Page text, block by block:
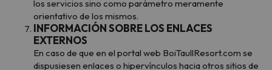
los servicios sino como parámetro meramente
orientativo de los mismos.
INFORMACIÓN SOBRE LOS ENLACES
EXTERNOS
En caso de que en el portal web BoiTaullResort.com se
dispusiesen enlaces o hipervínculos hacia otros sitios de